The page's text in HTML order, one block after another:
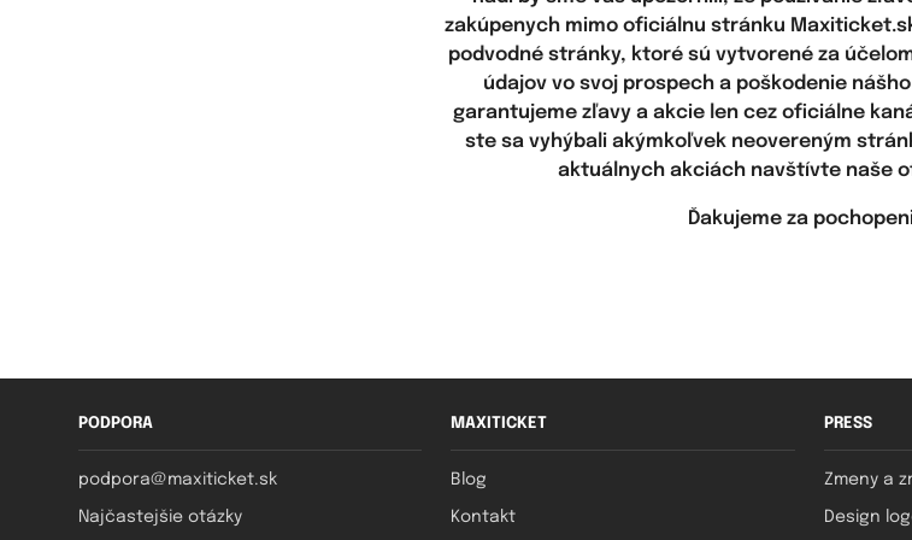
zakúpenych mimo oficiálnu stránku
podvodné stránky, ktoré sú vytvorené za
údajov vo svoj prospech a poškodenie
garantujeme zľavy a akcie len cez oficiálne
ste sa vyhýbali akýmkoľvek neovereným
aktuálnych akciách navštívte naše
Ďakujeme za
PODPORA
podpora@maxiticket.sk
Najčastejšie otázky
MAXITICKET
Blog
Kontakt
PRESS
Zmeny a
Design